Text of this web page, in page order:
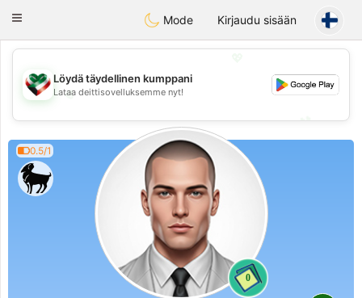
Kuwait Chat
Toggle
Mode Kirjaudu sisään
💖
💕
💕
Löydä täydellinen kumppani
Lataa deittisovelluksemme nyt!
0.5/1
0